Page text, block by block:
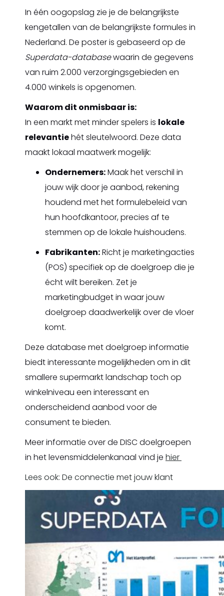
In één oogopslag zie je de belangrijkste
kengetallen van de belangrijkste formules in
Nederland. De poster is gebaseerd op de
Superdata-databasewaarin de gegevens
van ruim 2.000 verzorgingsgebieden en
4.000 winkels is opgenomen.
Waarom dit onmisbaar is:
In een markt met minder spelers is lokale
relevantiehét sleutelwoord. Deze data
maakt lokaal maatwerk mogelijk:
Ondernemers:Maak het verschil in
jouw wijk door je aanbod, rekening
houdend met het formulebeleid van
hun hoofdkantoor, precies af te
stemmen op de lokale huishoudens.
Fabrikanten:Richt je marketingacties
(POS) specifiek op de doelgroep die je
écht wilt bereiken. Zet je
marketingbudget in waar jouw
doelgroep daadwerkelijk over de vloer
komt.
Deze database met doelgroep informatie
biedt interessante mogelijkheden om in dit
smallere supermarkt landschap toch op
winkelniveau een interessant en
onderscheidend aanbod voor de
consument te bieden.
Meer informatie over de DISC doelgroepen
in het levensmiddelenkanaal vind je hier
Lees ook: De connectie met jouw klant